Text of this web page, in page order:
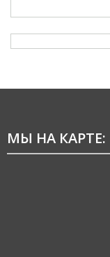
МЫ НА КАРТЕ: